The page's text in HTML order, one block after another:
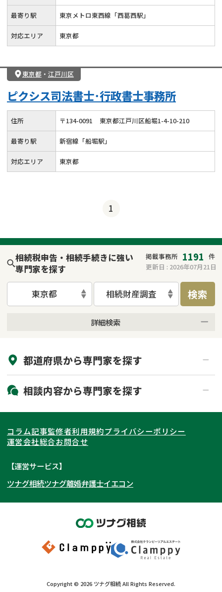
最寄り駅 東京メトロ東西線「西葛西駅」
対応エリア 東京都
東京都 ・ 江戸川区
ピクシス司法書士･行政書士事務所
住所 〒134-0091 東京都江戸川区船堀1-4-10-210
最寄り駅 新宿線「船堀駅」
対応エリア 東京都
1
相続税申告・相続手続きに強い
専門家を探す
掲載事務所 1191 件
更新日 : 2026年07月21日
東京都 相続財産調査 検索
詳細検索
初回相談無料
土日祝の相談可能
都道府県から専門家を探す
北海道・東北
北海道 青森県
岩手県 宮城県
秋田県
福島県
関東
東京都 神奈川県
埼玉県
茨城県 群馬県
東海
愛知県
岐阜県 山梨県
関西
大阪府 京都府
奈良県
和歌山県
北陸・甲信越
石川県
富山県
岡山県
九州・沖縄
相談内容から専門家を探す
相続登記
遺産分割
相続手続き
家族信託
成年後見・任意後見
相続財産調査
不動産評価(相続不動産)
相続トラブル
コラム記事監修者利用規約プライバシーポリシー
運営会社総合お問合せ
【運営サービス】
ツナグ相続ツナグ離婚弁護士イエコン
Copyright © 2026 ツナグ相続All Rights Reserved.